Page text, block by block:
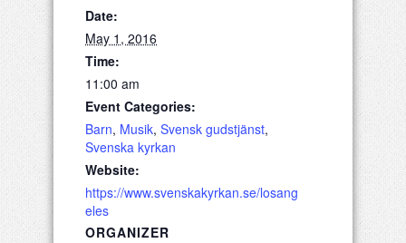
Date:
May 1, 2016
Time:
11:00 am
Event Categories:
Barn, Musik, Svensk gudstjänst,
Svenska kyrkan
Website:
https://www.svenskakyrkan.se/losang
eles
ORGANIZER